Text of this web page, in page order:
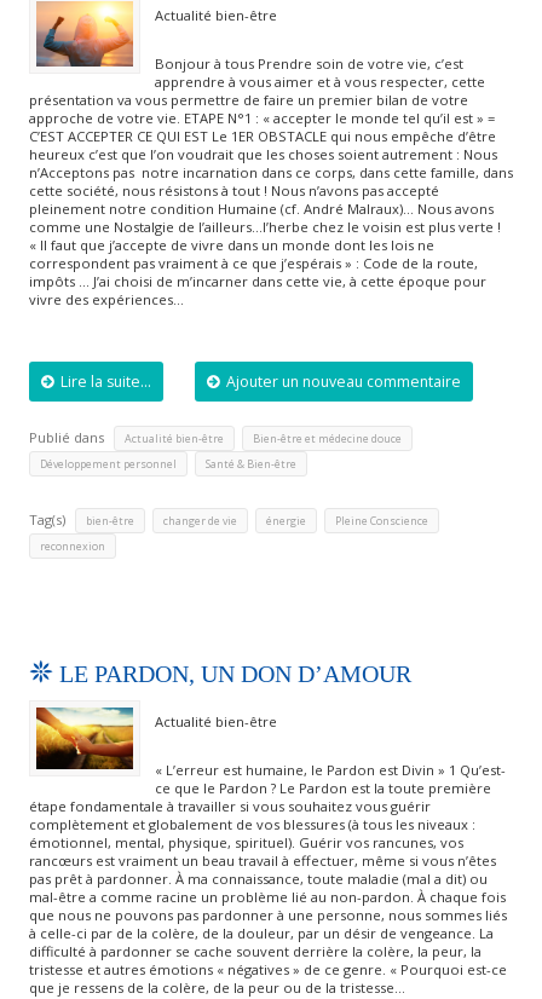
Actualité bien-être
Bonjour à tous Prendre soin de votre vie, c’est
apprendre à vous aimer et à vous respecter, cette
présentation va vous permettre de faire un premier bilan de votre
approche de votre vie. ETAPE N°1 : « accepter le monde tel qu’il est » =
C’EST ACCEPTER CE QUI EST Le 1ER OBSTACLE qui nous empêche d’être
heureux c’est que l’on voudrait que les choses soient autrement : Nous
n’Acceptons pas notre incarnation dans ce corps, dans cette famille, dans
cette société, nous résistons à tout ! Nous n’avons pas accepté
pleinement notre condition Humaine (cf. André Malraux)… Nous avons
comme une Nostalgie de l’ailleurs…l’herbe chez le voisin est plus verte !
« Il faut que j’accepte de vivre dans un monde dont les lois ne
correspondent pas vraiment à ce que j’espérais » : Code de la route,
impôts … J’ai choisi de m’incarner dans cette vie, à cette époque pour
vivre des expériences…
Lire la suite... Ajouter un nouveau commentaire
Publié dans Actualité bien-être Bien-être et médecine douce
Développement personnel Santé & Bien-être
Tag(s) bien-être changer de vie énergie Pleine Conscience
reconnexion
LE PARDON, UN DON D’AMOUR
Actualité bien-être
« L’erreur est humaine, le Pardon est Divin » 1 Qu’est-
ce que le Pardon ? Le Pardon est la toute première
étape fondamentale à travailler si vous souhaitez vous guérir
complètement et globalement de vos blessures (à tous les niveaux :
émotionnel, mental, physique, spirituel). Guérir vos rancunes, vos
rancœurs est vraiment un beau travail à effectuer, même si vous n’êtes
pas prêt à pardonner. À ma connaissance, toute maladie (mal a dit) ou
mal-être a comme racine un problème lié au non-pardon. À chaque fois
que nous ne pouvons pas pardonner à une personne, nous sommes liés
à celle-ci par de la colère, de la douleur, par un désir de vengeance. La
difficulté à pardonner se cache souvent derrière la colère, la peur, la
tristesse et autres émotions « négatives » de ce genre. « Pourquoi est-ce
que je ressens de la colère, de la peur ou de la tristesse…